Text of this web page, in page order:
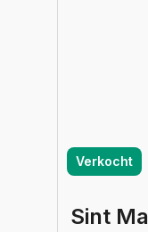
Verkocht
Sint